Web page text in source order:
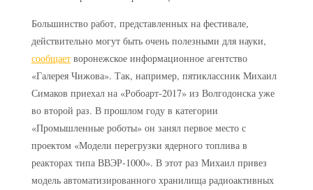
Большинство работ, представленных на фестивале,
действительно могут быть очень полезными для науки,
сообщаетворонежское информационное агентство
«Галерея Чижова». Так, например, пятиклассник Михаил
Симаков приехал на «Робоарт-2017» из Волгодонска уже
во второй раз. В прошлом году в категории
«Промышленные роботы» он занял первое место с
проектом «Модели перегрузки ядерного топлива в
реакторах типа ВВЭР-1000». В этот раз Михаил привез
модель автоматизированного хранилища радиоактивных